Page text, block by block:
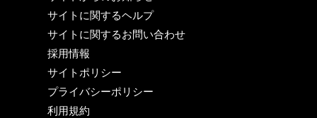
サイトに関するヘルプ
サイトに関するお問い合わせ
採用情報
サイトポリシー
プライバシーポリシー
利用規約